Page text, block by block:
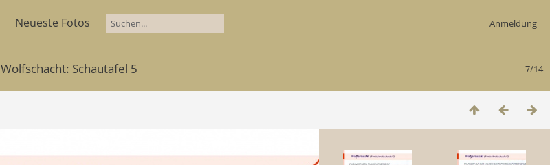
Neueste Fotos Anmeldung
7/14
Wolfschacht: Schautafel 5